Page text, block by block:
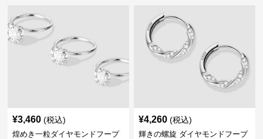
¥3,460 (税込)
煌めき一粒ダイヤモンドフープ
¥4,260 (税込)
輝きの螺旋 ダイヤモンドフープ